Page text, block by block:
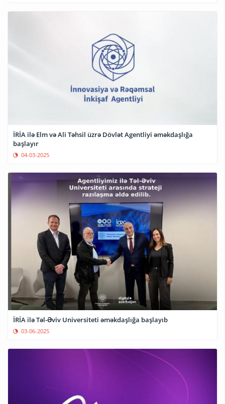
İRİA ilə Elm və Ali Təhsil üzrə Dövlət Agentliyi əməkdaşlığa
başlayır
04-03-2025
İRİA ilə Təl-Əviv Universiteti əməkdaşlığa başlayıb
03-06-2025